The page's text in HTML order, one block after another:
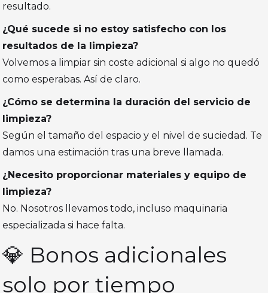
resultado.
¿Qué sucede si no estoy satisfecho con los
resultados de la limpieza?
Volvemos a limpiar sin coste adicional si algo no quedó
como esperabas. Así de claro.
¿Cómo se determina la duración del servicio de
limpieza?
Según el tamaño del espacio y el nivel de suciedad. Te
damos una estimación tras una breve llamada.
¿Necesito proporcionar materiales y equipo de
limpieza?
No. Nosotros llevamos todo, incluso maquinaria
especializada si hace falta.
💎 Bonos adicionales
solo por tiempo